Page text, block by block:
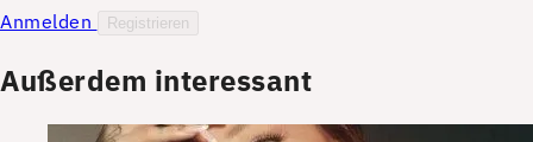
Anmelden
Registrieren
Außerdem interessant